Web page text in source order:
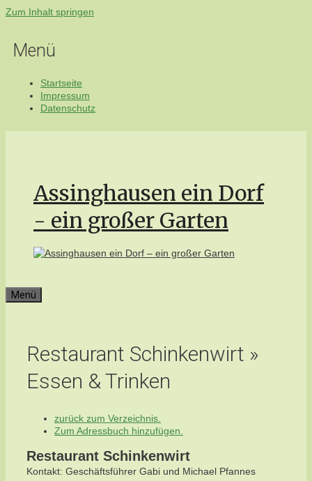
Zum Inhalt springen
Menü
Startseite
Impressum
Datenschutz
Assinghausen ein Dorf
- ein großer Garten
Menü
Restaurant Schinkenwirt »
Essen & Trinken
zurück zum Verzeichnis.
Zum Adressbuch hinzufügen.
Restaurant Schinkenwirt
Kontakt: Geschäftsführer Gabi und Michael Pfannes